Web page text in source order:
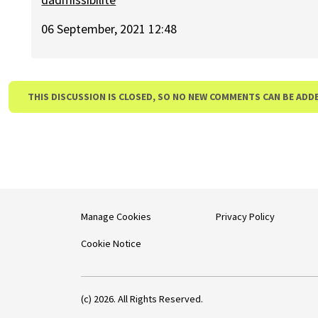
06 September, 2021 12:48
THIS DISCUSSION IS CLOSED, SO NO NEW COMMENTS CAN BE
Manage Cookies
Cookie Notice
Privacy Policy
(c) 2026. All Rights Reserved.